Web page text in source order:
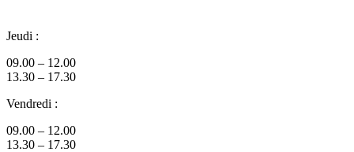
Jeudi :
09.00 – 12.00
13.30 – 17.30
Vendredi :
09.00 – 12.00
13.30 – 17.30